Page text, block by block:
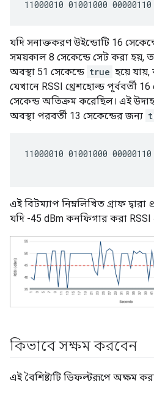
যদি সনাক্তকরণ উইন্ডোটি 16
সময়কাল 8 সেকেন্ডে সেট করা হয়,
অবস্থা 51 সেকেন্ডে true হয়ে
যেখানে RSSI থ্রেশহোল্ড পূর্ববর্তী
সেকেন্ড অতিক্রম করেছিল। এই
অবস্থা পরবর্তী 13 সেকেন্ডের জন্য
11000010 01001000
এই বিটম্যাপ নিম্নলিখিত গ্রাফ দ্বারা
যদি -45 dBm কনফিগার করা RSSI
কিভাবে সক্ষম করবেন
এই বৈশিষ্ট্যটি ডিফল্টরূপে অক্ষম